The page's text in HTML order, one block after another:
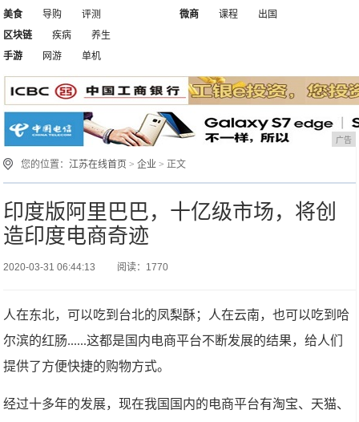
美食
导购 评测
微商
课程
出国
区块链
疾病
养生
手游
网游 单机
广告
您的位置：江苏在线首页 >企业 > 正文
印度版阿里巴巴，十亿级市场，将创
造印度电商奇迹
2020-03-31 06:44:13 阅读：1770
人在东北，可以吃到台北的凤梨酥；人在云南，也可以吃到哈
尔滨的红肠......这都是国内电商平台不断发展的结果，给人们
提供了方便快捷的购物方式。
经过十多年的发展，现在我国国内的电商平台有淘宝、天猫、